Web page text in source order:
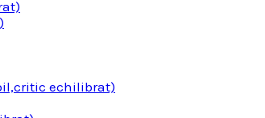
echilibrat)